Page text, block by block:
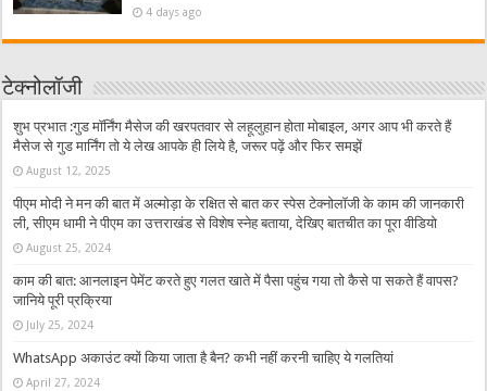
4 days ago
टेक्नोलॉजी
शुभ प्रभात :गुड मॉर्निंग मैसेज की खरपतवार से लहूलुहान होता मोबाइल, अगर आप भी करते हैं
मैसेज से गुड मार्निंग तो ये लेख आपके ही लिये है, जरूर पढ़ें और फिर समझें
August 12, 2025
पीएम मोदी ने मन की बात में अल्मोड़ा के रक्षित से बात कर स्पेस टेक्नोलॉजी के काम की जानकारी
ली, सीएम धामी ने पीएम का उत्तराखंड से विशेष स्नेह बताया, देखिए बातचीत का पूरा वीडियो
August 25, 2024
काम की बात: आनलाइन पेमेंट करते हुए गलत खाते में पैसा पहुंच गया तो कैसे पा सकते हैं वापस?
जानिये पूरी प्रक्रिया
July 25, 2024
WhatsApp अकाउंट क्यों किया जाता है बैन? कभी नहीं करनी चाहिए ये गलतियां
April 27, 2024